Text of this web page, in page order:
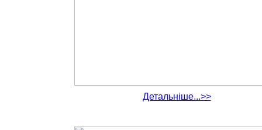
Детальніше...>>